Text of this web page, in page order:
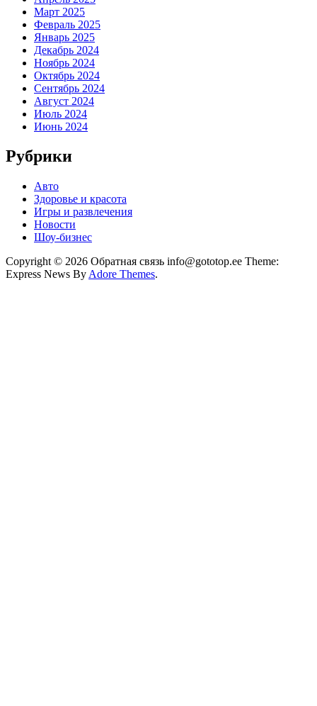
Март 2025
Февраль 2025
Январь 2025
Декабрь 2024
Ноябрь 2024
Октябрь 2024
Сентябрь 2024
Август 2024
Июль 2024
Июнь 2024
Рубрики
Авто
Здоровье и красота
Игры и развлечения
Новости
Шоу-бизнес
Copyright © 2026 Обратная связь info@gototop.ee Theme:
Express News By Adore Themes.